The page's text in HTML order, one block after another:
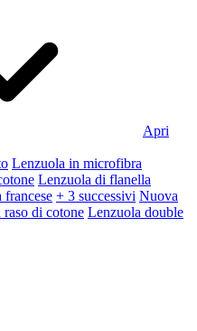
Apri
Lenzuola in microfibra
Lenzuola di flanella
francese + 3 successivi Nuova
di cotone Lenzuola double